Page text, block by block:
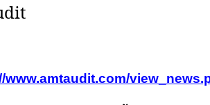
www.amtaudit.com/